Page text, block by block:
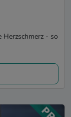
Herzschmerz - so